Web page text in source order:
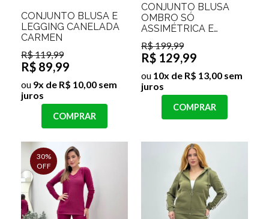
CONJUNTO BLUSA E
LEGGING CANELADA
CARMEN
R$ 119,99
R$ 89,99
ou 9x de R$ 10,00 sem
juros
COMPRAR
CONJUNTO BLUSA
OMBRO SÓ
ASSIMÉTRICA E
CALÇA PANTALONA
INGRID
R$ 199,99
R$ 129,99
ou 10x de R$ 13,00 sem
juros
COMPRAR
30%
OFF